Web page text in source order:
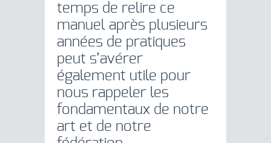
temps de relire ce
manuel après plusieurs
années de pratiques
peut s’avérer
également utile pour
nous rappeler les
fondamentaux de notre
art et de notre